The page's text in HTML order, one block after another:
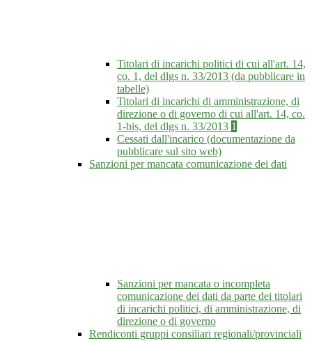
Titolari di incarichi politici di cui all'art. 14,
co. 1, del dlgs n. 33/2013 (da pubblicare in
tabelle)
Titolari di incarichi di amministrazione, di
direzione o di governo di cui all'art. 14, co.
1-bis, del dlgs n. 33/2013 1
Cessati dall'incarico (documentazione da
pubblicare sul sito web)
Sanzioni per mancata comunicazione dei dati
Sanzioni per mancata o incompleta
comunicazione dei dati da parte dei titolari
di incarichi politici, di amministrazione, di
direzione o di governo
Rendiconti gruppi consiliari regionali/provinciali